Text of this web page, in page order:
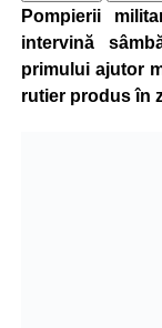
Pompierii
intervină
primului ajutor
rutier produs în